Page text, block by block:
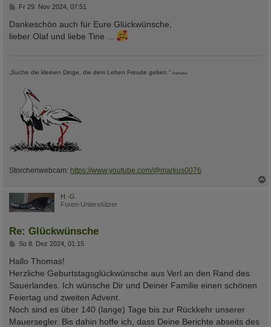
B
i
t
r
Fr 29. Nov 2024, 07:51
Dankeschön auch für Eure Glückwünsche,
lieber Olaf und liebe Tine ...
„Suche die kleinen Dinge, die dem Leben Freude geben.“ Konfuzius
Storchenwebcam: https://www.youtube.com/@markus0076
H.-G.
Foren-Unterstützer
Re: Glückwünsche
B
i
t
r
g
So 8. Dez 2024, 01:15
Hallo Thomas!
Herzliche Geburtstagsglückwünsche aus Verl an den Rand des
Sauerlandes. Ich wünsche Dir und Deiner Familie einen schönen
Feiertag und zweiten Advent.
Noch sind es über 140 (lange) Tage bis zur Rückkehr unserer
Mauersegler. Bis dahin hoffe ich, dass Deine Berichte abseits des